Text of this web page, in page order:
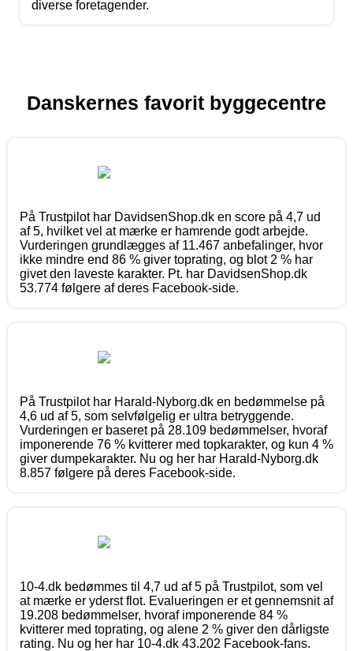
diverse foretagender.
Danskernes favorit byggecentre
På Trustpilot har DavidsenShop.dk en score på 4,7 ud
af 5, hvilket vel at mærke er hamrende godt arbejde.
Vurderingen grundlægges af 11.467 anbefalinger, hvor
ikke mindre end 86 % giver toprating, og blot 2 % har
givet den laveste karakter. Pt. har DavidsenShop.dk
53.774 følgere af deres Facebook-side.
På Trustpilot har Harald-Nyborg.dk en bedømmelse på
4,6 ud af 5, som selvfølgelig er ultra betryggende.
Vurderingen er baseret på 28.109 bedømmelser, hvoraf
imponerende 76 % kvitterer med topkarakter, og kun 4 %
giver dumpekarakter. Nu og her har Harald-Nyborg.dk
8.857 følgere på deres Facebook-side.
10-4.dk bedømmes til 4,7 ud af 5 på Trustpilot, som vel
at mærke er yderst flot. Evalueringen er et gennemsnit af
19.208 bedømmelser, hvoraf imponerende 84 %
kvitterer med toprating, og alene 2 % giver den dårligste
rating. Nu og her har 10-4.dk 43.202 Facebook-fans.